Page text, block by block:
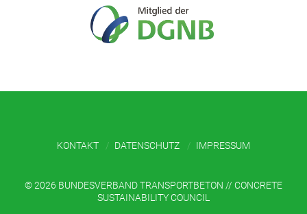
KONTAKT DATENSCHUTZ IMPRESSUM
©2026 BUNDESVERBAND TRANSPORTBETON // CONCRETE
SUSTAINABILITY COUNCIL